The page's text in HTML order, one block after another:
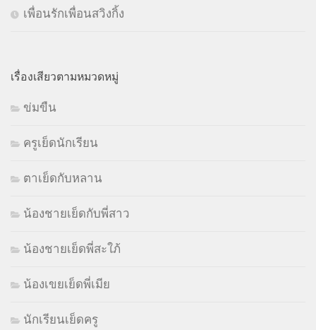
เพื่อนรักเพื่อนสวิงกิ้ง
เรื่องเสียวตามหมวดหมู่
ข่มขืน
ครูเย็ดนักเรียน
ตาเย็ดกับหลาน
น้องชายเย็ดกับพี่สาว
น้องชายเย็ดพี่สะใภ้
น้องเขยเย็ดพี่เมีย
นักเรียนเย็ดครู